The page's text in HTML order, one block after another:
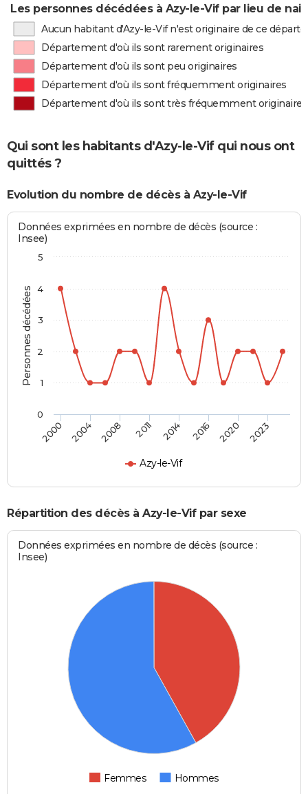
Les personnes décédées à Azy-le-Vif par lieu de
Aucun habitant d'Azy-le-Vif n'est originaire de ce
Département d'où ils sont rarement originaires
Département d'où ils sont peu originaires
Département d'où ils sont fréquemment originaires
Département d'où ils sont très fréquemment originaires
Qui sont les habitants d'Azy-le-Vif qui nous ont
quittés ?
Evolution du nombre de décès à Azy-le-Vif
Personnes décédées
Données exprimées en nombre de décès (source :
Insee)
Azy-le-Vif
2000 2004 2008 2011 2014 2016 2020 2023
0
1
2
3
4
5
Répartition des décès à Azy-le-Vif par sexe
Données exprimées en nombre de décès (source :
Insee)
Femmes Hommes